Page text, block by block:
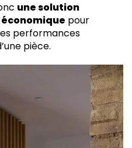
une solution
pour
performances
pièce.